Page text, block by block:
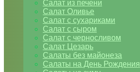
Салат из печени
Салат Оливье
Салат с сухариками
Салат с сыром
Салат с черносливом
Салат Цезарь
Салаты без майонеза
Салаты на День Рождения